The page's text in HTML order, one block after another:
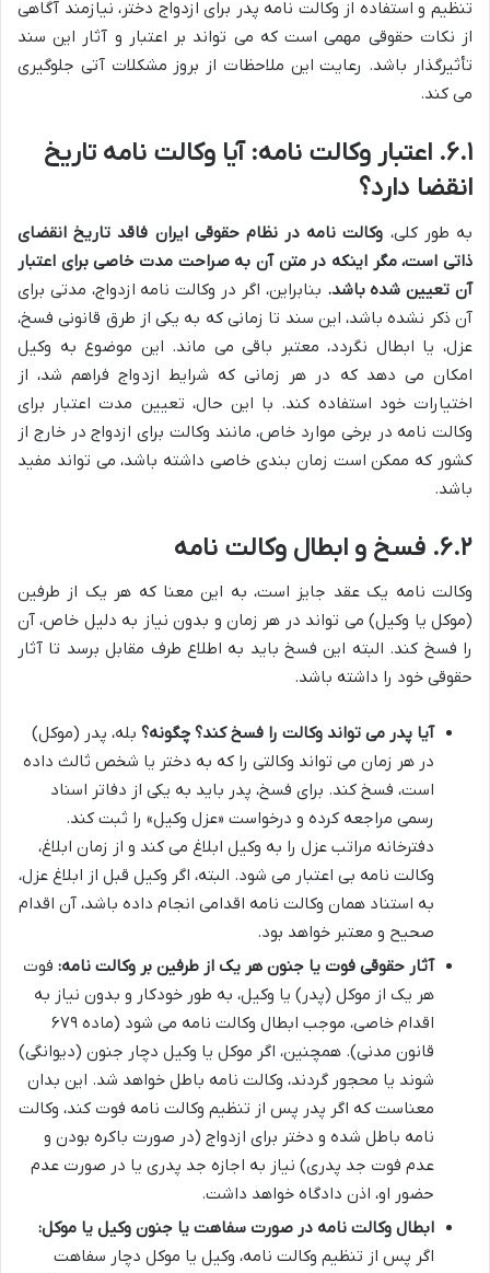
تنظیم و استفاده از وکالت نامه پدر برای ازدواج دختر، نیازمند آگاهی
از نکات حقوقی مهمی است که می تواند بر اعتبار و آثار این سند
تأثیرگذار باشد. رعایت این ملاحظات از بروز مشکلات آتی جلوگیری
می کند.
۶.۱. اعتبار وکالت نامه: آیا وکالت نامه تاریخ
انقضا دارد؟
به طور کلی، وکالت نامه در نظام حقوقی ایران فاقد تاریخ انقضای
ذاتی است، مگر اینکه در متن آن به صراحت مدت خاصی برای اعتبار
آن تعیین شده باشد. بنابراین، اگر در وکالت نامه ازدواج، مدتی برای
آن ذکر نشده باشد، این سند تا زمانی که به یکی از طرق قانونی فسخ،
عزل، یا ابطال نگردد، معتبر باقی می ماند. این موضوع به وکیل
امکان می دهد که در هر زمانی که شرایط ازدواج فراهم شد، از
اختیارات خود استفاده کند. با این حال، تعیین مدت اعتبار برای
وکالت نامه در برخی موارد خاص، مانند وکالت برای ازدواج در خارج از
کشور که ممکن است زمان بندی خاصی داشته باشد، می تواند مفید
باشد.
۶.۲. فسخ و ابطال وکالت نامه
وکالت نامه یک عقد جایز است، به این معنا که هر یک از طرفین
(موکل یا وکیل) می تواند در هر زمان و بدون نیاز به دلیل خاص، آن
را فسخ کند. البته این فسخ باید به اطلاع طرف مقابل برسد تا آثار
حقوقی خود را داشته باشد.
آیا پدر می تواند وکالت را فسخ کند؟ چگونه؟ بله، پدر (موکل)
در هر زمان می تواند وکالتی را که به دختر یا شخص ثالث داده
است، فسخ کند. برای فسخ، پدر باید به یکی از دفاتر اسناد
رسمی مراجعه کرده و درخواست «عزل وکیل» را ثبت کند.
دفترخانه مراتب عزل را به وکیل ابلاغ می کند و از زمان ابلاغ،
وکالت نامه بی اعتبار می شود. البته، اگر وکیل قبل از ابلاغ عزل،
به استناد همان وکالت نامه اقدامی انجام داده باشد، آن اقدام
صحیح و معتبر خواهد بود.
آثار حقوقی فوت یا جنون هر یک از طرفین بر وکالت نامه: فوت
هر یک از موکل (پدر) یا وکیل، به طور خودکار و بدون نیاز به
اقدام خاصی، موجب ابطال وکالت نامه می شود (ماده ۶۷۹
قانون مدنی). همچنین، اگر موکل یا وکیل دچار جنون (دیوانگی)
شوند یا محجور گردند، وکالت نامه باطل خواهد شد. این بدان
معناست که اگر پدر پس از تنظیم وکالت نامه فوت کند، وکالت
نامه باطل شده و دختر برای ازدواج (در صورت باکره بودن و
عدم فوت جد پدری) نیاز به اجازه جد پدری یا در صورت عدم
حضور او، اذن دادگاه خواهد داشت.
ابطال وکالت نامه در صورت سفاهت یا جنون وکیل یا موکل:
اگر پس از تنظیم وکالت نامه، وکیل یا موکل دچار سفاهت